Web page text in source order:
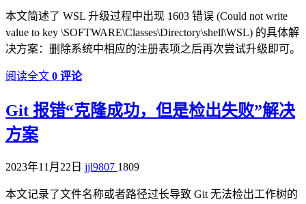
本文简述了 WSL 升级过程中出现 1603 错误 (Could not write
value to key \SOFTWARE\Classes\Directory\shell\WSL) 的具体解
决方案：删除系统中相应的注册表项之后再次尝试升级即可。
阅读全文 0 评论
Git 报错“克隆成功，但是检出失败”解决
方案
2023年11月22日 jjl9807 1809
本文记录了文件名称或者路径过长导致 Git 无法检出工作树的